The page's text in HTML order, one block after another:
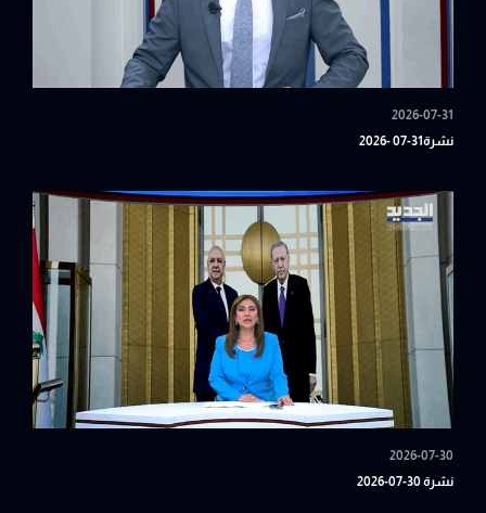
2026-07-31
نشرة31-07 -2026
2026-07-30
نشرة 30-07-2026